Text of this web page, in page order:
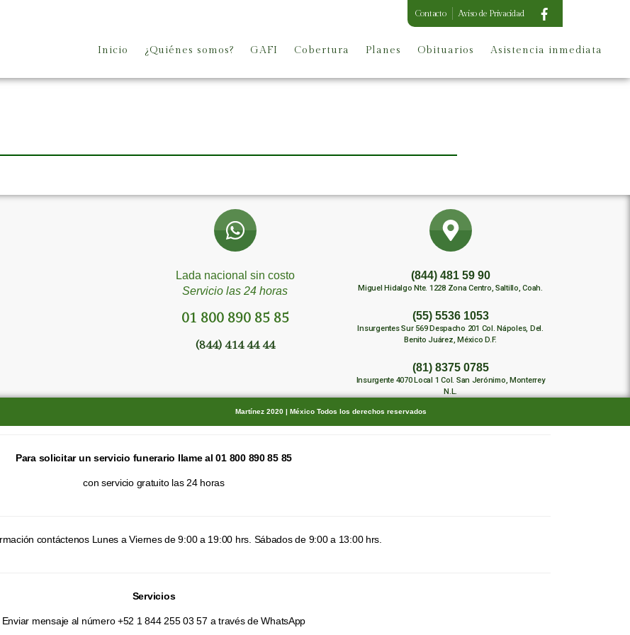
Contacto Aviso de Privacidad
Inicio ¿Quiénes somos? GAFI Cobertura Planes Obituarios Asistencia inmediata
Lada nacional sin costo
Servicio las 24 horas
01 800 890 85 85
(844) 414 44 44
(844) 481 59 90
Miguel Hidalgo Nte. 1228 Zona Centro, Saltillo, Coah.
(55) 5536 1053
Insurgentes Sur 569 Despacho 201 Col. Nápoles, Del.
Benito Juárez, México D.F.
(81) 8375 0785
Insurgente 4070 Local 1 Col. San Jerónimo, Monterrey
N.L.
Martínez 2020 | México Todos los derechos reservados
Para solicitar un servicio funerario llame al 01 800 890 85 85
con servicio gratuito las 24 horas
contáctenos Lunes a Viernes de 9:00 a 19:00 hrs. Sábados de 9:00 a 13:00 hrs.
Servicios
Enviar mensaje al número +52 1 844 255 03 57 a través de WhatsApp